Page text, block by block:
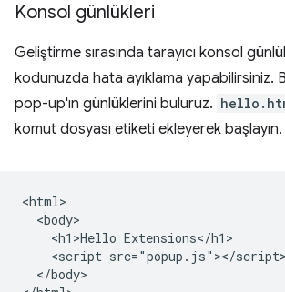
Konsol günlükleri
Geliştirme sırasında tarayıcı konsol
kodunuzda hata ayıklama yapabilirsiniz.
pop-up'ın günlüklerini buluruz.
komut dosyası etiketi ekleyerek başlayın.
<html>
  <body>
    <h1>Hello Extensions</h1>
    <script src="popup.js"></script>
  </body>